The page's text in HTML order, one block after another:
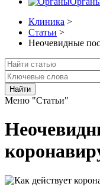
Клиника >
Статьи >
Неочевидные
Найти
Меню "Статьи"